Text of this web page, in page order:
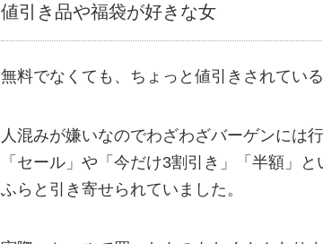
値引き品や福袋が好きな女
無料でなくても、ちょっと値引きされてい
人混みが嫌いなのでわざわざバーゲンには
「セール」や「今だけ3割引き」「半額」
ふらと引き寄せられていました。